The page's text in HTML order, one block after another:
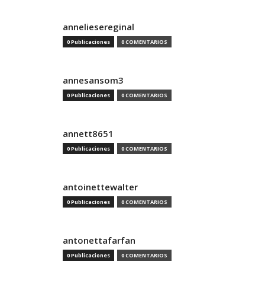
anneliesereginal
0 Publicaciones 0 COMENTARIOS
annesansom3
0 Publicaciones 0 COMENTARIOS
annett8651
0 Publicaciones 0 COMENTARIOS
antoinettewalter
0 Publicaciones 0 COMENTARIOS
antonettafarfan
0 Publicaciones 0 COMENTARIOS